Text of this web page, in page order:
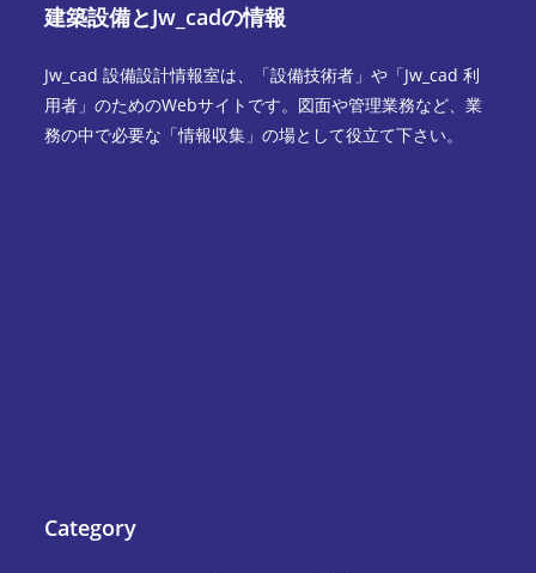
建築設備とJw_cadの情報
Jw_cad 設備設計情報室は、「設備技術者」や「Jw_cad 利
用者」のためのWebサイトです。図面や管理業務など、業
務の中で必要な「情報収集」の場として役立て下さい。
Category